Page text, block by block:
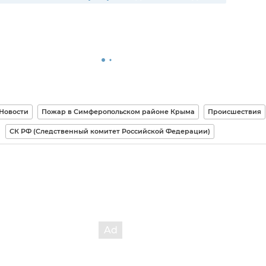
Новости Пожар в Симферопольском районе Крыма Происшествия
СК РФ (Следственный комитет Российской Федерации)